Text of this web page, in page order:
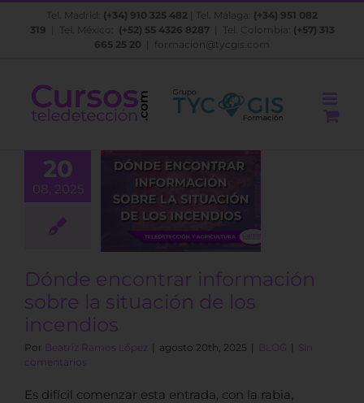
Saltar
Tel. Madrid: (+34) 910 325 482 | Tel. Málaga: (+34) 951 082
319 | Tel. México: (+52) 55 4326 8287| Tel. Colombia: (+57) 313
665 25 20
formacion@tycgis.com
20
08, 2025
encontrar
sobre
de los
Dónde encontrar información
sobre la situación de los
incendios
Por Beatriz Ramos López | agosto 20th, 2025 | BLOG | Sin
comentarios
Es difícil comenzar esta entrada, con la rabia,